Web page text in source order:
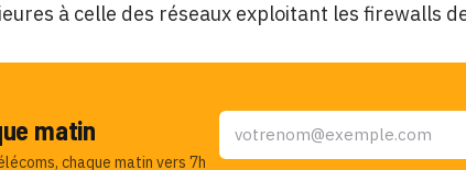
à celle des réseaux exploitant les firewalls
matin
chaque matin vers 7h